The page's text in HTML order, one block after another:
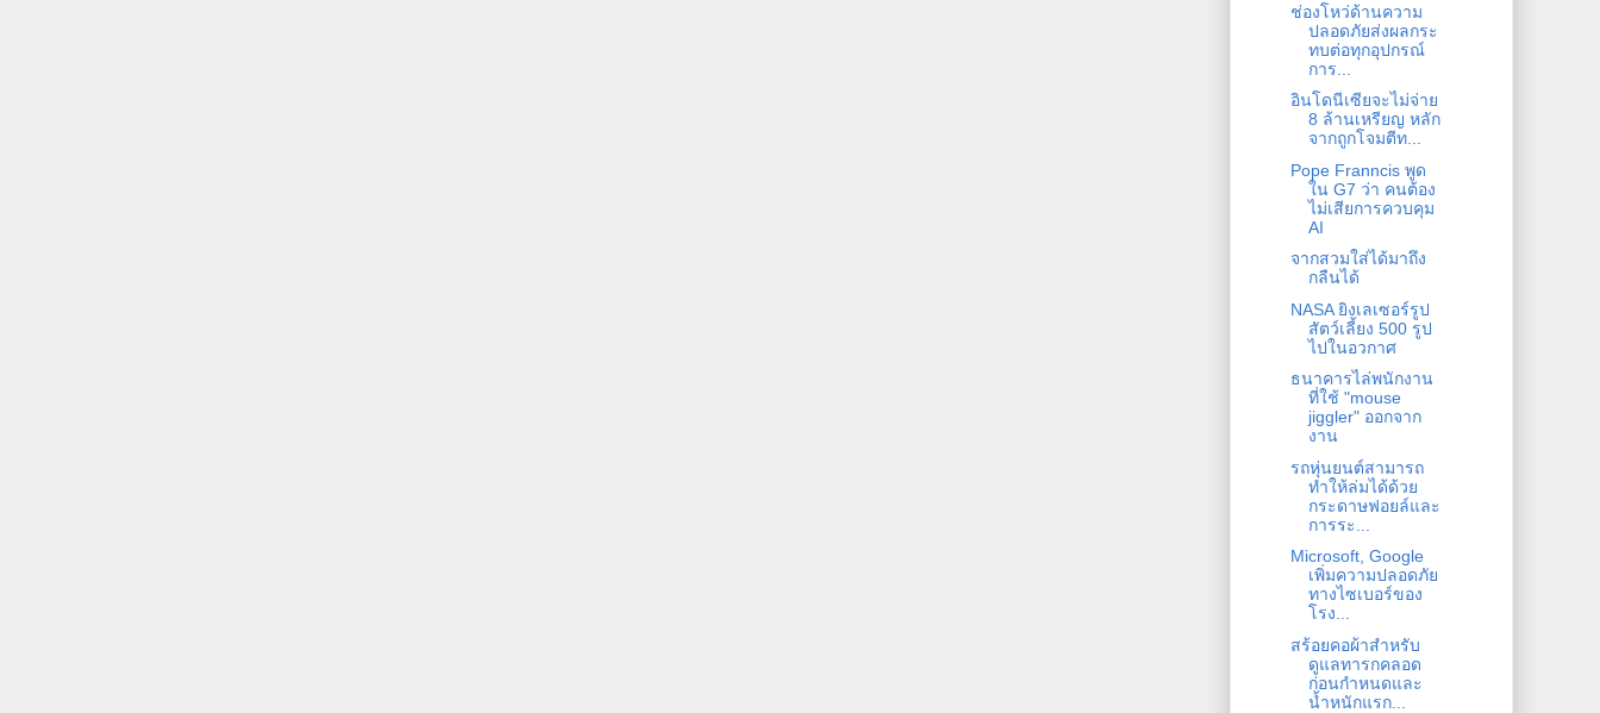
ช่องโหว่ด้านความ
ปลอดภัยส่งผลกระ
ทบต่อทุกอุปกรณ์
การ...
อินโดนีเซียจะไม่จ่าย
8 ล้านเหรียญ หลัก
จากถูกโจมตีท...
Pope Franncis พูด
ใน G7 ว่า คนต้อง
ไม่เสียการควบคุม
AI
จากสวมใส่ได้มาถึง
กลืนได้
NASA ยิงเลเซอร์รูป
สัตว์เลี้ยง 500 รูป
ไปในอวกาศ
ธนาคารไล่พนักงาน
ที่ใช้ "mouse
jiggler" ออกจาก
งาน
รถหุ่นยนต์สามารถ
ทำให้ล่มได้ด้วย
กระดาษฟอยล์และ
การระ...
Microsoft, Google
เพิ่มความปลอดภัย
ทางไซเบอร์ของ
โรง...
สร้อยคอผ้าสำหรับ
ดูแลทารกคลอด
ก่อนกำหนดและ
น้ำหนักแรก...